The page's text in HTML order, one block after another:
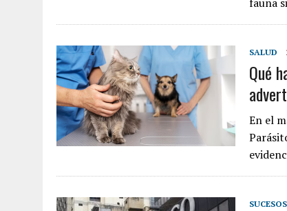
SALUD
Qué
En el
SUCESOS